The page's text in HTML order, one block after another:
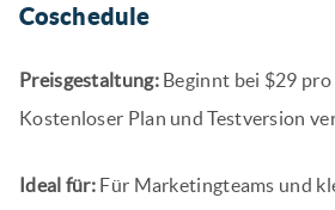
Coschedule
Preisgestaltung:Beginnt bei $29
Kostenloser Plan und Testversion
Ideal für: Für Marketingteams und